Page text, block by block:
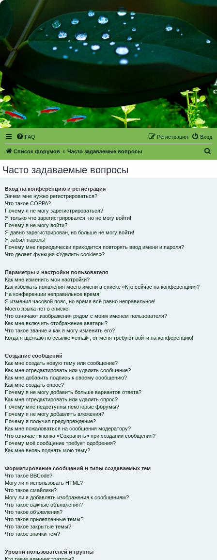
FAQ Вход
Регистрация
Список форумов Часто задаваемые вопросы
Часто задаваемые вопросы
Вход на конференцию и регистрация
Зачем мне нужно регистрироваться?
Что такое COPPA?
Почему я не могу зарегистрироваться?
Я только что зарегистрировался, но не могу войти!
Почему я не могу войти?
Я давно зарегистрирован, но больше не могу войти!
Я забыл пароль!
Почему мне периодически приходится повторять ввод имени и пароля?
Что делает функция «Удалить cookies»?
Параметры и настройки пользователя
Как мне изменить мои настройки?
Как избежать появления моего имени в списке «Кто сейчас на конференции»?
На конференции неправильное время!
Я изменил часовой пояс, но время всё равно неправильное!
Моего языка нет в списке!
Что означают изображения рядом с моим именем пользователя?
Как мне включить отображение аватары?
Что такое звание и как я могу изменить его?
Когда я щёлкаю по ссылке «email», от меня требуют войти на конференцию!
Создание сообщений
Как мне создать новую тему или сообщение?
Как мне отредактировать или удалить сообщение?
Как мне добавить подпись к своему сообщению?
Как мне создать опрос?
Почему я не могу добавить больше вариантов ответа?
Как мне отредактировать или удалить опрос?
Почему мне недоступны некоторые форумы?
Почему я не могу добавлять вложения?
Почему я получил предупреждение?
Как мне пожаловаться на сообщения модератору?
Что означает кнопка «Сохранить» при создании сообщения?
Почему моё сообщение требует одобрения?
Как мне вновь поднять мою тему?
Форматирование сообщений и типы создаваемых тем
Что такое BBCode?
Могу ли я использовать HTML?
Что такое смайлики?
Могу ли я добавлять изображения к сообщениям?
Что такое важные объявления?
Что такое объявления?
Что такое прилепленные темы?
Что такое закрытые темы?
Что такое значки тем?
Уровни пользователей и группы